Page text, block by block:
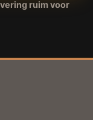
ruim voor